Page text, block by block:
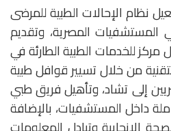
نظام الإحالات الطبية للمرضى
المستشفيات المصرية، وتقديم
مركز للخدمات الطبية الطارئة في
من خلال تسيير قوافل طبية
إلى تشاد، وتأهيل فريق طبي
داخل المستشفيات، بالإضافة